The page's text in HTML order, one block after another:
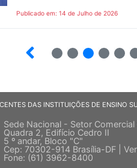
Publicado em: 14 de Julho de 2026
DAS INSTITUIÇÕES DE ENSINO
Sede Nacional - Setor Comercial
Quadra 2, Edifício Cedro II
5 º andar, Bloco "C"
Cep: 70302-914 Brasília-DF |
Fone: (61) 3962-8400